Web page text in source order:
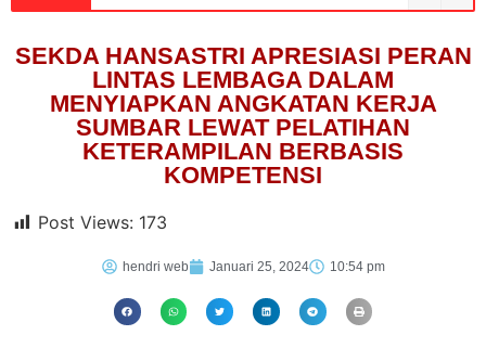
SEKDA HANSASTRI APRESIASI PERAN
LINTAS LEMBAGA DALAM
MENYIAPKAN ANGKATAN KERJA
SUMBAR LEWAT PELATIHAN
KETERAMPILAN BERBASIS
KOMPETENSI
Post Views: 173
hendri web Januari 25, 2024 10:54 pm